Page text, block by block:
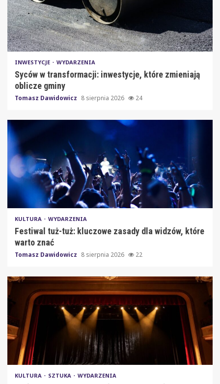
INWESTYCJE WYDARZENIA
Syców w transformacji: inwestycje, które zmieniają
oblicze gminy
Tomasz Dawidowicz 8 sierpnia 2026 24
KULTURA WYDARZENIA
Festiwal tuż-tuż: kluczowe zasady dla widzów, które
warto znać
Tomasz Dawidowicz 8 sierpnia 2026 22
KULTURA SZTUKA WYDARZENIA